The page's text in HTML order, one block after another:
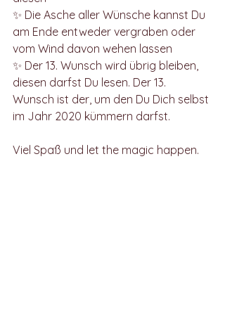
✨ Die Asche aller Wünsche kannst Du
am Ende entweder vergraben oder
vom Wind davon wehen lassen
✨ Der 13. Wunsch wird übrig bleiben,
diesen darfst Du lesen. Der 13.
Wunsch ist der, um den Du Dich selbst
im Jahr 2020 kümmern darfst.
Viel Spaß und let the magic happen.